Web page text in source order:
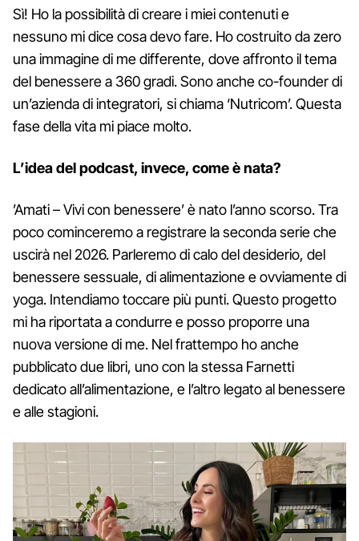
Sì! Ho la possibilità di creare i miei contenuti e
nessuno mi dice cosa devo fare. Ho costruito da zero
una immagine di me differente, dove affronto il tema
del benessere a 360 gradi. Sono anche co-founder di
un’azienda di integratori, si chiama ‘Nutricom’. Questa
fase della vita mi piace molto.
L’idea del podcast, invece, come è nata?
’Amati – Vivi con benessere’ è nato l’anno scorso. Tra
poco cominceremo a registrare la seconda serie che
uscirà nel 2026. Parleremo di calo del desiderio, del
benessere sessuale, di alimentazione e ovviamente di
yoga. Intendiamo toccare più punti. Questo progetto
mi ha riportata a condurre e posso proporre una
nuova versione di me. Nel frattempo ho anche
pubblicato due libri, uno con la stessa Farnetti
dedicato all’alimentazione, e l’altro legato al benessere
e alle stagioni.